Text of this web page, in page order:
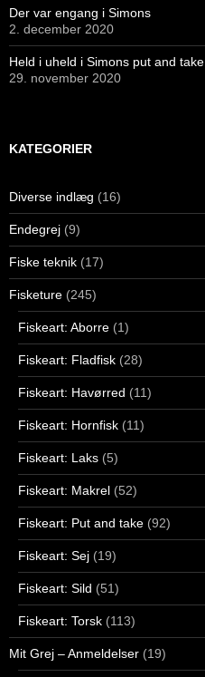
Der var engang i Simons
2. december 2020
Held i uheld i Simons put and take
29. november 2020
KATEGORIER
Diverse indlæg (16)
Endegrej (9)
Fiske teknik (17)
Fisketure (245)
Fiskeart: Aborre (1)
Fiskeart: Fladfisk (28)
Fiskeart: Havørred (11)
Fiskeart: Hornfisk (11)
Fiskeart: Laks (5)
Fiskeart: Makrel (52)
Fiskeart: Put and take (92)
Fiskeart: Sej (19)
Fiskeart: Sild (51)
Fiskeart: Torsk (113)
Mit Grej – Anmeldelser (19)